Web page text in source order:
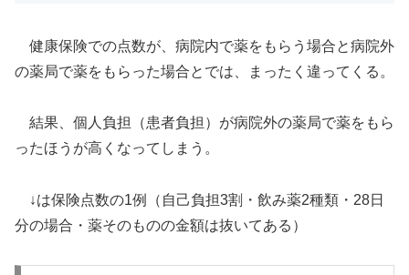
健康保険での点数が、病院内で薬をもらう場合と病院外
の薬局で薬をもらった場合とでは、まったく違ってくる。
結果、個人負担（患者負担）が病院外の薬局で薬をもら
ったほうが高くなってしまう。
↓は保険点数の1例（自己負担3割・飲み薬2種類・28日
分の場合・薬そのものの金額は抜いてある）